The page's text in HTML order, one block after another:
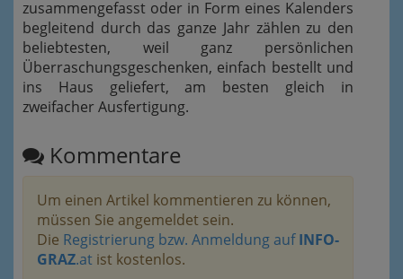
zusammengefasst oder in Form eines Kalenders
begleitend durch das ganze Jahr zählen zu den
beliebtesten, weil ganz persönlichen
Überraschungsgeschenken, einfach bestellt und
ins Haus geliefert, am besten gleich in
zweifacher Ausfertigung.
Kommentare
Um einen Artikel kommentieren zu können,
müssen Sie angemeldet sein.
Die Registrierung bzw. Anmeldung aufINFO-
GRAZ.at ist kostenlos.